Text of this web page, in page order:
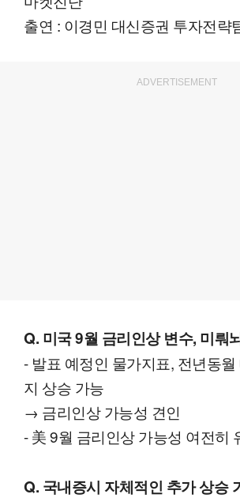
출연 : 이경민 대신증권 투자전략
ADVERTISEMENT
Q. 미국 9월 금리인상 변수, 미뤄
- 발표 예정인 물가지표, 전년동
지 상승 가능
→ 금리인상 가능성 견인
- 美 9월 금리인상 가능성 여전히
Q. 국내증시 자체적인 추가 상승